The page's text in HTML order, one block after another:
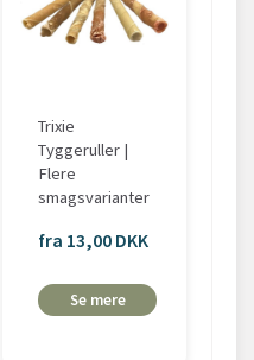
Trixie
Tyggeruller |
Flere
smagsvarianter
fra 13,00 DKK
Se mere